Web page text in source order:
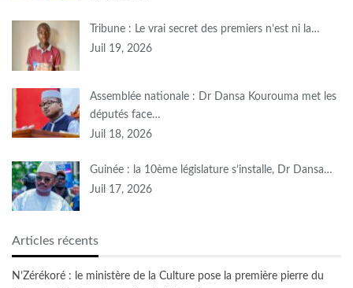
Tribune : Le vrai secret des premiers n’est ni la…
Juil 19, 2026
Assemblée nationale : Dr Dansa Kourouma met les
députés face…
Juil 18, 2026
Guinée : la 10ème législature s’installe, Dr Dansa…
Juil 17, 2026
Articles récents
N’Zérékoré : le ministère de la Culture pose la première pierre du